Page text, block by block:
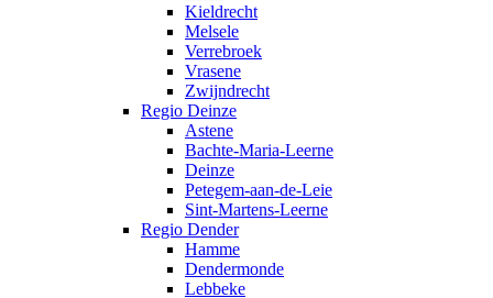
Kieldrecht
Melsele
Verrebroek
Vrasene
Zwijndrecht
Regio Deinze
Astene
Bachte-Maria-Leerne
Deinze
Petegem-aan-de-Leie
Sint-Martens-Leerne
Regio Dender
Hamme
Dendermonde
Lebbeke